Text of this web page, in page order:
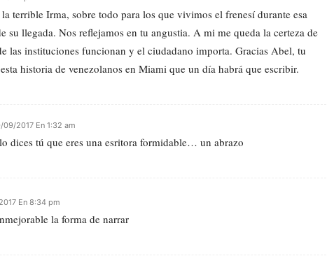
terrible Irma, sobre todo para los que vivimos el frenesí durante esa
su llegada. Nos reflejamos en tu angustia. A mi me queda la certeza de
las instituciones funcionan y el ciudadano importa. Gracias Abel, tu
historia de venezolanos en Miami que un día habrá que escribir.
09/2017 En 1:32 am
dices tú que eres una esritora formidable… un abrazo
En 8:34 pm
la forma de narrar